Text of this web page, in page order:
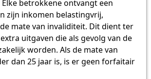
betrokkene ontvangt een
zijn inkomen belastingvrij,
mate van invaliditeit. Dit dient ter
uitgaven die als gevolg van de
worden. Als de mate van
dan 25 jaar is, is er geen forfaitair